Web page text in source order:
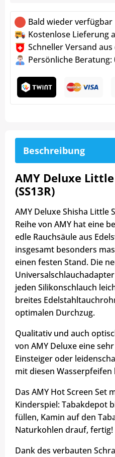
Bald wieder verfügbar
Kostenlose Lieferung
Schneller Versand aus
Persönliche Beratung:
Beschreibung
AMY Deluxe
(SS13R)
AMY Deluxe Shisha Little
Reihe von AMY hat eine
edle Rauchsäule aus
insgesamt besonders
einen festen Stand. Die
jeden Silikonschlauch
breites
optimalen Durchzug.
Qualitativ und auch
von AMY Deluxe eine
Einsteiger oder
mit diesen Wasserpfeifen
Das AMY Hot Screen Set
Kinderspiel: Tabakdepot
füllen, Kamin auf den
Naturkohlen drauf, fertig!
Dank des verbauten